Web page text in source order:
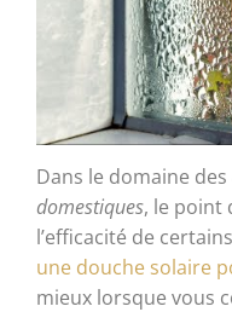
Dans le domaine des
domestiques, le point
l’efficacité de
une douche solaire
mieux lorsque vous